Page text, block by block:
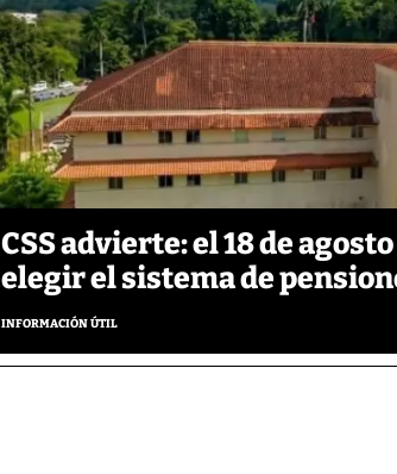
CSS advierte: el 18 de
elegir el sistema de
INFORMACIÓN ÚTIL